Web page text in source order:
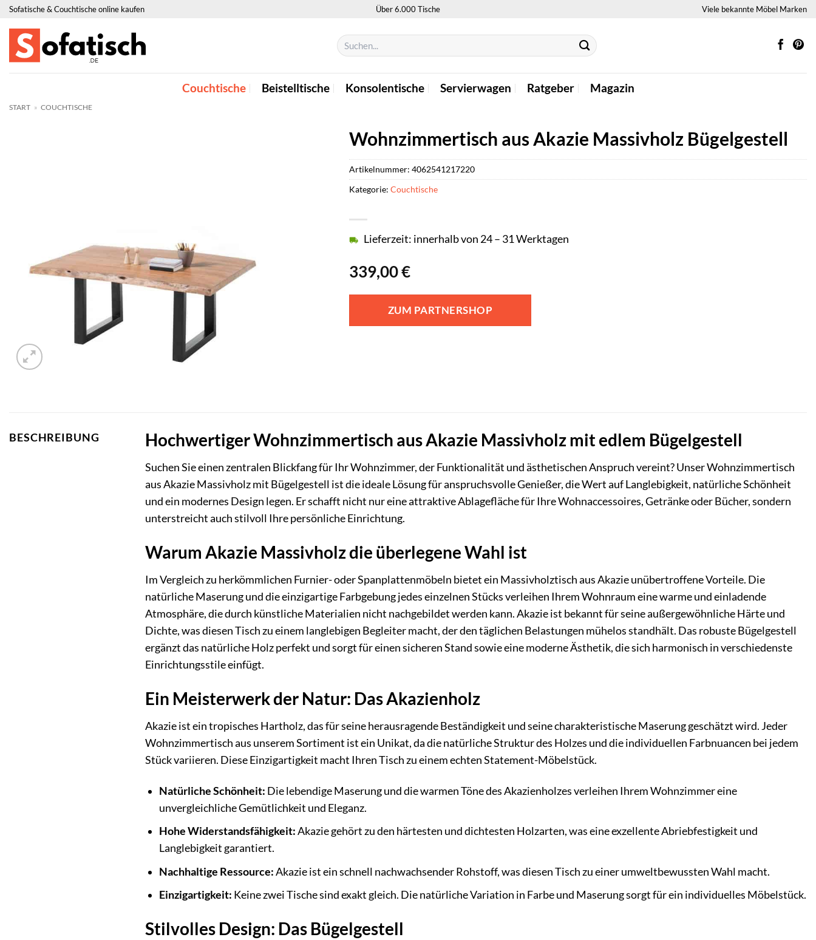
Zum
springen
Sofatische & Couchtische online kaufen Über 6.000 Tische Viele bekannte Möbel Marken
Suchen
nach:
Couchtische Beistelltische Konsolentische Servierwagen Ratgeber Magazin
START » COUCHTISCHE
Wohnzimmertisch aus Akazie Massivholz Bügelgestell
339,00€
Lieferzeit: innerhalb von 24 – 31 Werktagen
ZUM PARTNERSHOP
Artikelnummer: 4062541217220
Kategorie: Couchtische
BESCHREIBUNG Hochwertiger Wohnzimmertisch aus Akazie Massivholz mit edlem Bügelgestell
Suchen Sie einen zentralen Blickfang für Ihr Wohnzimmer, der Funktionalität und ästhetischen Anspruch vereint? Unser Wohnzimmertisch
aus Akazie Massivholz mit Bügelgestell ist die ideale Lösung für anspruchsvolle Genießer, die Wert auf Langlebigkeit, natürliche Schönheit
und ein modernes Design legen. Er schafft nicht nur eine attraktive Ablagefläche für Ihre Wohnaccessoires, Getränke oder Bücher, sondern
unterstreicht auch stilvoll Ihre persönliche Einrichtung.
Warum Akazie Massivholz die überlegene Wahl ist
Im Vergleich zu herkömmlichen Furnier- oder Spanplattenmöbeln bietet ein Massivholztisch aus Akazie unübertroffene Vorteile. Die
natürliche Maserung und die einzigartige Farbgebung jedes einzelnen Stücks verleihen Ihrem Wohnraum eine warme und einladende
Atmosphäre, die durch künstliche Materialien nicht nachgebildet werden kann. Akazie ist bekannt für seine außergewöhnliche Härte und
Dichte, was diesen Tisch zu einem langlebigen Begleiter macht, der den täglichen Belastungen mühelos standhält. Das robuste Bügelgestell
ergänzt das natürliche Holz perfekt und sorgt für einen sicheren Stand sowie eine moderne Ästhetik, die sich harmonisch in verschiedenste
Einrichtungsstile einfügt.
Ein Meisterwerk der Natur: Das Akazienholz
Akazie ist ein tropisches Hartholz, das für seine herausragende Beständigkeit und seine charakteristische Maserung geschätzt wird. Jeder
Wohnzimmertisch aus unserem Sortiment ist ein Unikat, da die natürliche Struktur des Holzes und die individuellen Farbnuancen bei jedem
Stück variieren. Diese Einzigartigkeit macht Ihren Tisch zu einem echten Statement-Möbelstück.
Natürliche Schönheit: Die lebendige Maserung und die warmen Töne des Akazienholzes verleihen Ihrem Wohnzimmer eine
unvergleichliche Gemütlichkeit und Eleganz.
Hohe Widerstandsfähigkeit:Akazie gehört zu den härtesten und dichtesten Holzarten, was eine exzellente Abriebfestigkeit und
Langlebigkeit garantiert.
Nachhaltige Ressource:Akazie ist ein schnell nachwachsender Rohstoff, was diesen Tisch zu einer umweltbewussten Wahl macht.
Einzigartigkeit: Keine zwei Tische sind exakt gleich. Die natürliche Variation in Farbe und Maserung sorgt für ein individuelles Möbelstück.
Stilvolles Design: Das Bügelgestell